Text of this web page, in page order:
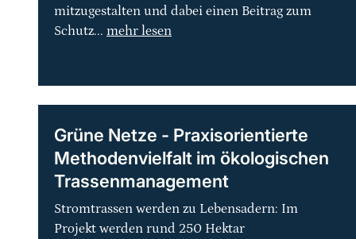
mitzugestalten und dabei einen Beitrag zum
Schutz... mehr lesen
Grüne Netze - Praxisorientierte
Methodenvielfalt im ökologischen
Trassenmanagement
Stromtrassen werden zu Lebensadern: Im
Projekt werden rund 250 Hektar